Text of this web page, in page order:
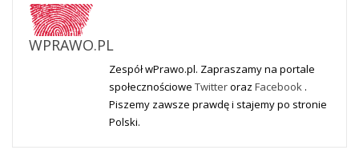
WPRAWO.PL
Zespół wPrawo.pl. Zapraszamy na portale
społecznościowe Twitteroraz Facebook .
Piszemy zawsze prawdę i stajemy po stronie
Polski.